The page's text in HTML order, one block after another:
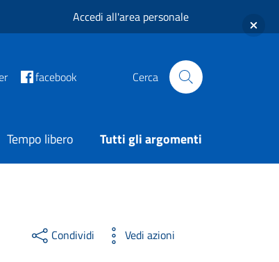
Accedi all'area personale
facebook Cerca
Tempo libero Tutti gli argomenti
Condividi Vedi azioni